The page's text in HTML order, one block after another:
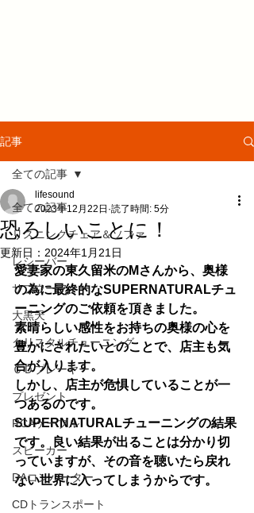
記事
全ての記事
リスニングチェア＆ソファ
レシーバー
サブウーファー
大黒天
クリスタルチューニング
ＣＤプレーヤー
プレゼント
RCAケーブル
スピーカー
DAコンバーター
CDトランスポート
全ての記事
恐ろしいことに！
lifesound
2023年12月22日 読了時間: 5分
更新日： 2024年1月21日
愛妻家の東久留米のMさんから、奥様
の為に最終的なSUPERNATURALチュ
ーニングのご依頼を頂きました。
素晴らしい感性をお持ちの奥様の心を
豊かにされたいとのことで、店主も気
合が入ります。
しかし、店主が危惧していることが一
つあるのです。
SUPERNATURALチューニングの結果
です。良い結果が出ることは分かり切
っていますが、その音を聴いたら戻れ
ない世界に入ってしまうからです。